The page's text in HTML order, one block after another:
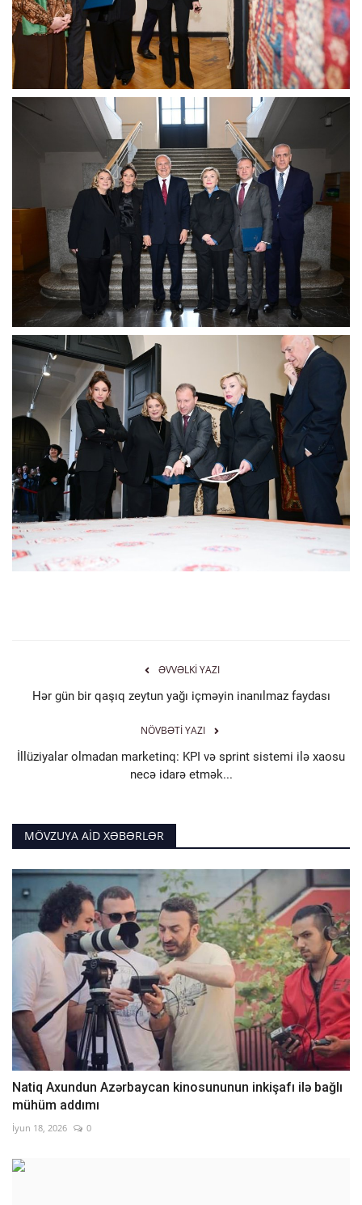
ƏVVƏLKI YAZI
Hər gün bir qaşıq zeytun yağı içməyin inanılmaz faydası
NÖVBƏTI YAZI
İllüziyalar olmadan marketinq: KPI və sprint sistemi ilə xaosu
necə idarə etmək...
MÖVZUYA AID XƏBƏRLƏR
Natiq Axundun Azərbaycan kinosununun inkişafı ilə bağlı
mühüm addımı
İyun 18, 2026 0